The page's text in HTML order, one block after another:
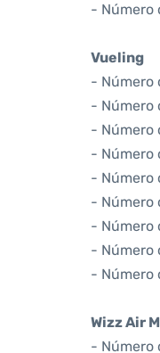
- Número
Vueling
- Número
- Número
- Número
- Número
- Número
- Número
- Número
- Número
- Número
Wizz Air
- Número